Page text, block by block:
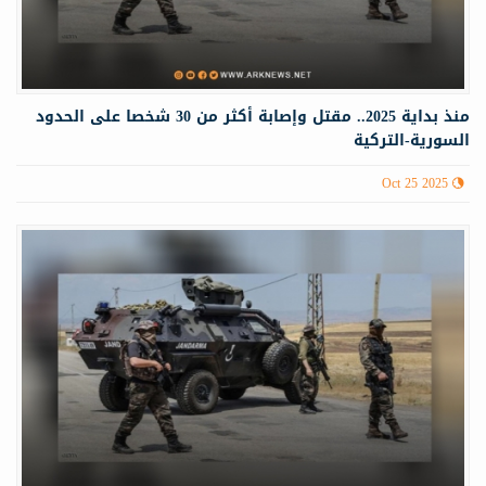
منذ بداية 2025.. مقتل وإصابة أكثر من 30 شخصا على الحدود
السورية-التركية
Oct 25 2025